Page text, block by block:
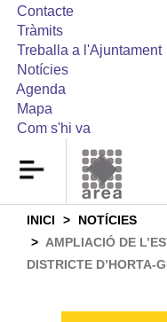
Contacte
Tràmits
Treballa a l'Ajuntament
Notícies
Agenda
Mapa
Com s'hi va
INICI
NOTÍCIES
AMPLIACIÓ DE
DISTRICTE D’HORTA-